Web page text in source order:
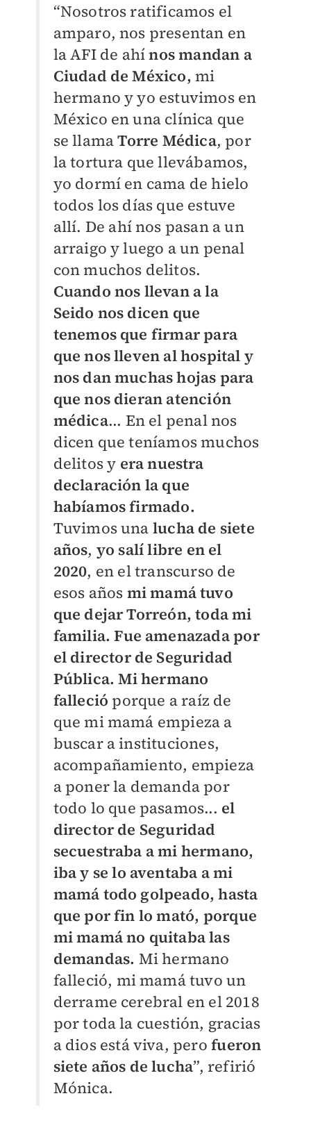
“Nosotros ratificamos el
amparo, nos presentan en
la AFI de ahínos mandan a
Ciudad de México, mi
hermano y yo estuvimos en
México en una clínica que
se llamaTorre Médica, por
la tortura que llevábamos,
yo dormí en cama de hielo
todos los días que estuve
allí. De ahí nos pasan a un
arraigo y luego a un penal
con muchos delitos.
Cuando nos llevan a la
Seido nos dicen que
tenemos que firmar para
que nos lleven al hospital y
nos dan muchas hojas para
que nos dieran atención
médica... En el penal nos
dicen que teníamos muchos
delitos y era nuestra
declaración la que
habíamos firmado.
Tuvimos una lucha de siete
años, yo salí libre en el
2020, en el transcurso de
esos años mi mamá tuvo
que dejar Torreón, toda mi
familia. Fue amenazada por
el director de Seguridad
Pública.Mi hermano
falleció porque a raíz de
que mi mamá empieza a
buscar a instituciones,
acompañamiento, empieza
a poner la demanda por
todo lo que pasamos... el
director de Seguridad
secuestraba a mi hermano,
iba y se lo aventaba a mi
mamá todo golpeado, hasta
que por fin lo mató, porque
mi mamá no quitaba las
demandas. Mi hermano
falleció, mi mamá tuvo un
derrame cerebral en el 2018
por toda la cuestión, gracias
a dios está viva, perofueron
siete años de lucha”, refirió
Mónica.